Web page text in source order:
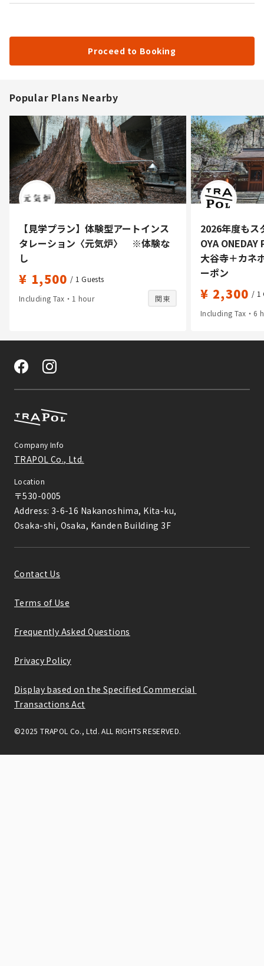
Proceed to Booking
Popular Plans Nearby
【見学プラン】体験型アートインス
タレーション〈元気炉〉 ※体験な
し
¥ 1,500 / 1 Guests
Including Tax・1 hour
関東
2026年度もス
OYA ONEDAY
大谷寺＋カネ
ーポン
¥ 2,300 / 1
Including Tax・6
Company Info
TRAPOL Co., Ltd.
Location
〒530-0005
Address: 3-6-16 Nakanoshima, Kita-ku,
Osaka-shi, Osaka, Kanden Building 3F
Contact Us
Terms of Use
Frequently Asked Questions
Privacy Policy
Display based on the Specified Commercial
Transactions Act
©2025 TRAPOL Co., Ltd. ALL RIGHTS RESERVED.